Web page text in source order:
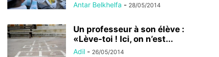
Antar Belkhelfa - 28/05/2014
Un professeur à son élève :
«Lève-toi ! Ici, on n’est...
Adil - 26/05/2014